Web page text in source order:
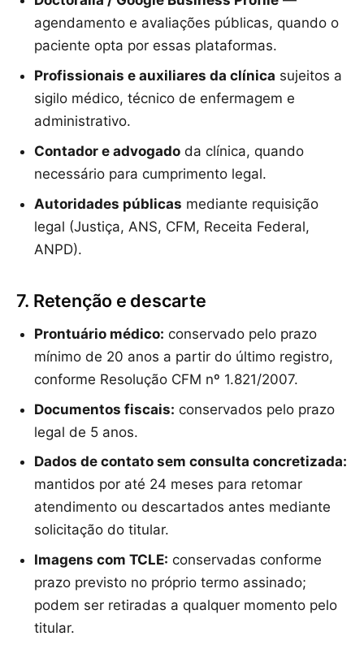
agendamento e avaliações públicas, quando o
paciente opta por essas plataformas.
Profissionais e auxiliares da clínica sujeitos a
sigilo médico, técnico de enfermagem e
administrativo.
Contador e advogado da clínica, quando
necessário para cumprimento legal.
Autoridades públicas mediante requisição
legal (Justiça, ANS, CFM, Receita Federal,
ANPD).
7. Retenção e descarte
Prontuário médico: conservado pelo prazo
mínimo de 20 anos a partir do último registro,
conforme Resolução CFM nº 1.821/2007.
Documentos fiscais: conservados pelo prazo
legal de 5 anos.
Dados de contato sem consulta concretizada:
mantidos por até 24 meses para retomar
atendimento ou descartados antes mediante
solicitação do titular.
Imagens com TCLE: conservadas conforme
prazo previsto no próprio termo assinado;
podem ser retiradas a qualquer momento pelo
titular.